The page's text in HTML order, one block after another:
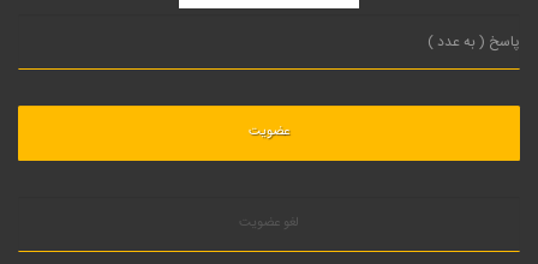
لغو عضویت